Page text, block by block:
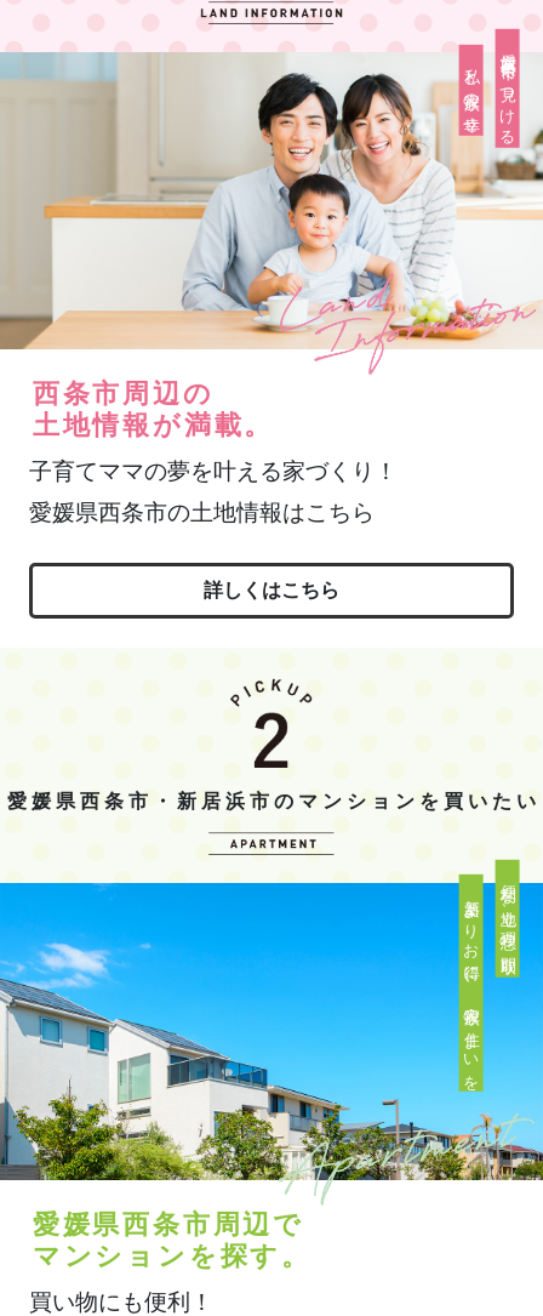
愛媛県西条市で見つける
私と家族の幸せ
西条市周辺の
土地情報が満載。
子育てママの夢を叶える家づくり！
愛媛県西条市の土地情報はこちら
詳しくはこちら
愛媛県西条市・新居浜市のマンションを買いたい
便利な立地、理想の間取り
新築よりお得に、家族の住まいを
愛媛県西条市周辺で
マンションを探す。
買い物にも便利！